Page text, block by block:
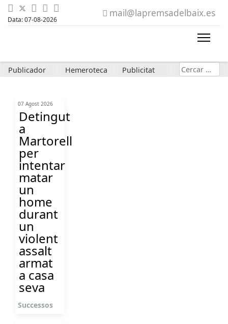
Data: 07-08-2026
mail@lapremsadelbaix.es
Publicador Hemeroteca Publicitat Cerca
07 Agost 2026
Detingut
a
Martorell
per
intentar
matar
un
home
durant
un
violent
assalt
armat
a casa
seva
Successos